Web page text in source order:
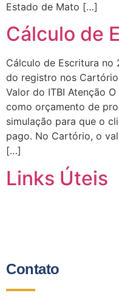
Estado de Mato […]
Cálculo de
Cálculo de Escritura no
do registro nos
Valor do ITBI Atenção
como orçamento de
simulação para que o
pago. No Cartório, o
[…]
Links Úteis
Contato